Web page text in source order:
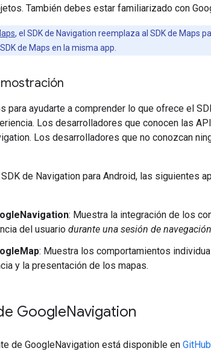
También debes estar familiarizado con
, el SDK de Navigation reemplaza al SDK de Maps
de Maps en la misma app.
para ayudarte a comprender lo que ofrece el
Los desarrolladores que conocen las
Los desarrolladores que no conozcan
SDK de Navigation para Android, las siguientes
: Muestra la integración de los
del usuario durante una sesión de
: Muestra los comportamientos
y la presentación de los mapas.
GoogleNavigation
de GoogleNavigation está disponible en GitHub